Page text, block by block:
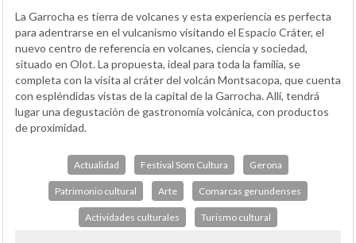
La Garrocha es tierra de volcanes y esta experiencia es perfecta
para adentrarse en el vulcanismo visitando el Espacio Cráter, el
nuevo centro de referencia en volcanes, ciencia y sociedad,
situado en Olot. La propuesta, ideal para toda la familia, se
completa con la visita al cráter del volcán Montsacopa, que cuenta
con espléndidas vistas de la capital de la Garrocha. Allí, tendrá
lugar una degustación de gastronomía volcánica, con productos
de proximidad.
Actualidad Festival Som Cultura Gerona
Patrimonio cultural Arte Comarcas gerundenses
Actividades culturales Turismo cultural